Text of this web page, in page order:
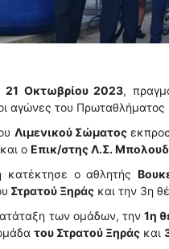
21 Οκτωβρίου 2023,
αγώνες του
Λιμενικού Σώματος
και ο Επικ/στης Λ.Σ.
κατέκτησε ο αθλητής
Στρατού Ξηράς και την 3η
των ομάδων, την 1η
του Στρατού Ξηράς και